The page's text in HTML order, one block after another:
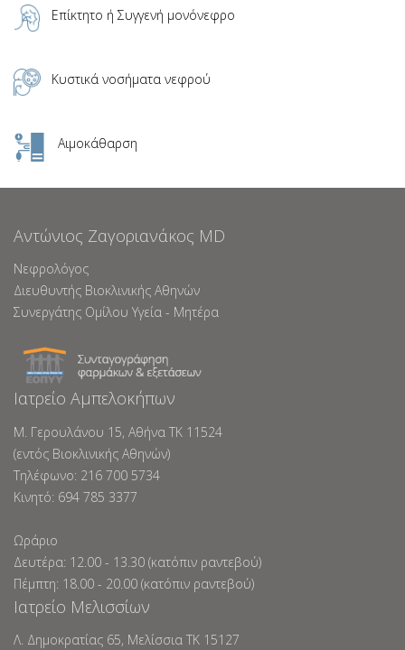
Επίκτητο ή Συγγενή μονόνεφρο
Κυστικά νοσήματα νεφρού
Αιμοκάθαρση
Aντώνιος Ζαγοριανάκος ΜD
Νεφρολόγος
Διευθυντής Βιοκλινικής Αθηνών
Συνεργάτης Ομίλου Υγεία - Μητέρα
Ιατρείο Αμπελοκήπων
Μ. Γερουλάνου 15, Αθήνα ΤΚ 11524
(εντός Βιοκλινικής Αθηνών)
Tηλέφωνο: 216 700 5734
Κινητό: 694 785 3377
Ωράριο
Δευτέρα: 12.00 - 13.30 (κατόπιν ραντεβού)
Πέμπτη: 18.00 - 20.00 (κατόπιν ραντεβού)
Ιατρείο Μελισσίων
Λ. Δημοκρατίας 65, Mελίσσια TK 15127